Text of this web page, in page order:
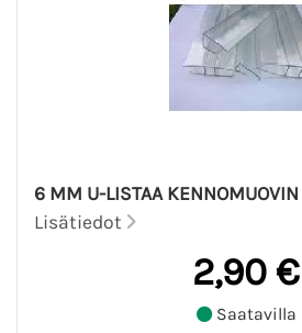
6 MM U-LISTAA
Lisätiedot
2,90 €
Saatavilla